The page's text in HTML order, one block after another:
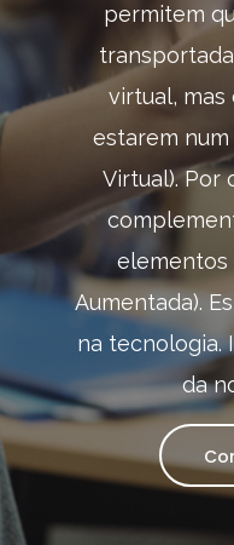
permitem
virtual, mas
estarem num
Virtual). Por
elementos
Aumentada).
na tecnologia.
da